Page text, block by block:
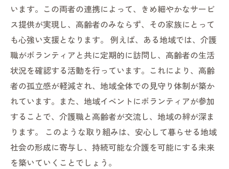
います。この両者の連携によって、きめ細やかなサービ
ス提供が実現し、高齢者のみならず、その家族にとって
も心強い支援となります。 例えば、ある地域では、介護
職がボランティアと共に定期的に訪問し、高齢者の生活
状況を確認する活動を行っています。これにより、高齢
者の孤立感が軽減され、地域全体での見守り体制が築か
れています。また、地域イベントにボランティアが参加
することで、介護職と高齢者が交流し、地域の絆が深ま
ります。 このような取り組みは、安心して暮らせる地域
社会の形成に寄与し、持続可能な介護を可能にする未来
を築いていくことでしょう。